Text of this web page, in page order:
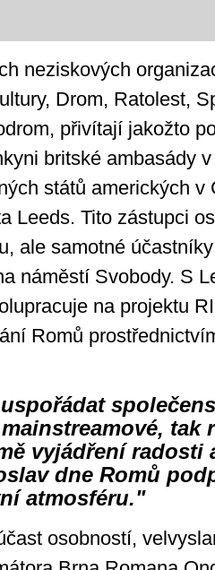
neziskových
Drom, Ratolest,
přivítají jakožto
britské ambasády
států amerických v
Leeds. Tito zástupci
ale samotné
náměstí Svobody. S
na projektu
Romů
tak
vyjádření radosti
dne Romů
atmosféru."
osobností,